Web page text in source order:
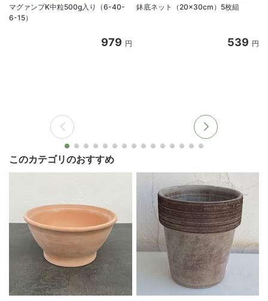
マグァンプK中粒500g入り（6-40-
6-15）
979 円
鉢底ネット（20×30cm）5枚組
539 円
このカテゴリのおすすめ